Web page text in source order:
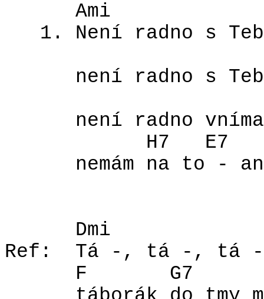
Ami
1. Není radno s
není radno s
není radno
H7
E7
nemám na to -
Dmi
Ref:
Tá -, tá -, tá -
F
G7